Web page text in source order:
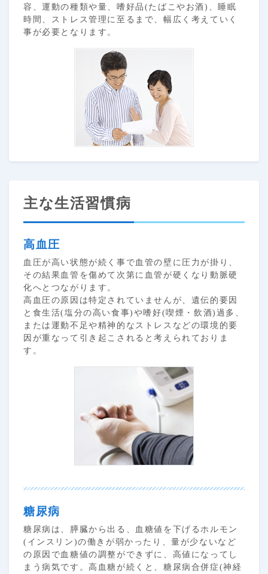
容、運動の種類や量、嗜好品(たばこやお酒)、睡眠
時間、ストレス管理に至るまで、幅広く考えていく
事が必要となります。
主な生活習慣病
高血圧
血圧が高い状態が続く事で血管の壁に圧力が掛り、
その結果血管を傷めて次第に血管が硬くなり動脈硬
化へとつながります。
高血圧の原因は特定されていませんが、遺伝的要因
と食生活(塩分の高い食事)や嗜好(喫煙・飲酒)過多、
または運動不足や精神的なストレスなどの環境的要
因が重なって引き起こされると考えられておりま
す。
糖尿病
糖尿病は、膵臓から出る、血糖値を下げるホルモン
(インスリン)の働きが弱かったり、量が少ないなど
の原因で血糖値の調整ができずに、高値になってし
まう病気です。高血糖が続くと、糖尿病合併症(神経